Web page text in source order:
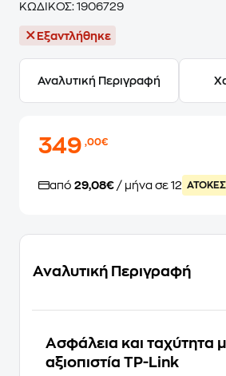
ΚΩΔΙΚΟΣ: 1906729
Εξαντλήθηκε
Αναλυτική Περιγραφή
349,00€
από 29,08€ / μήνα σε 12 ATOKEΣ
Αναλυτική Περιγραφή
Ασφάλεια και ταχύτητα
αξιοπιστία TP-Link